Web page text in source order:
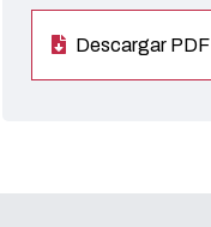
Descargar PDF